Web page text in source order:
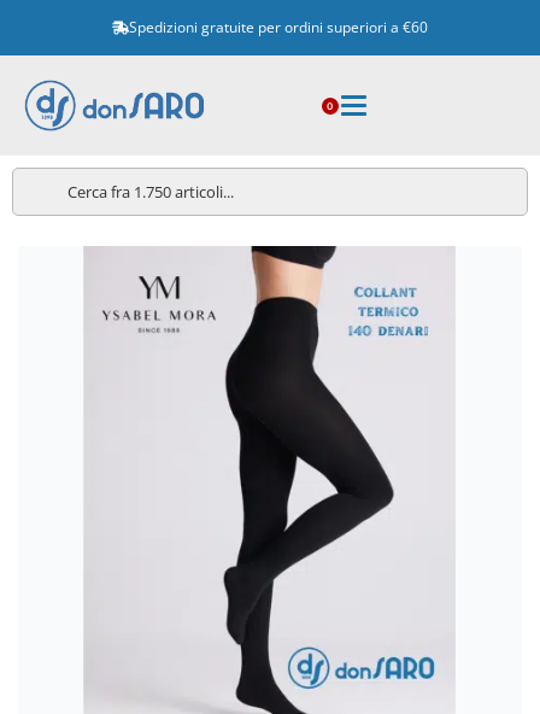
Spedizioni gratuite per ordini superiori a €60
0